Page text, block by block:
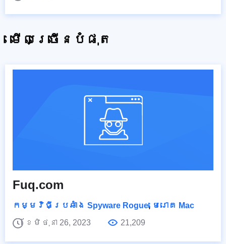
មើលច្រើនបំផុត
Fuq.com
កម្មវិធីប្រឆាំង Spyware Rogue, មេរោគ Mac
ខែមិថុនា 26, 2023
21,209